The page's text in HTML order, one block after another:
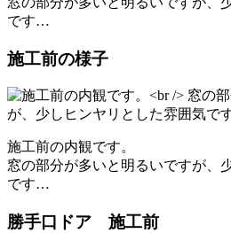
です…
施工前の様子
施工前の内観です。
窓の部分が多いと明るいですが、
です…
勝手口ドア 施工前